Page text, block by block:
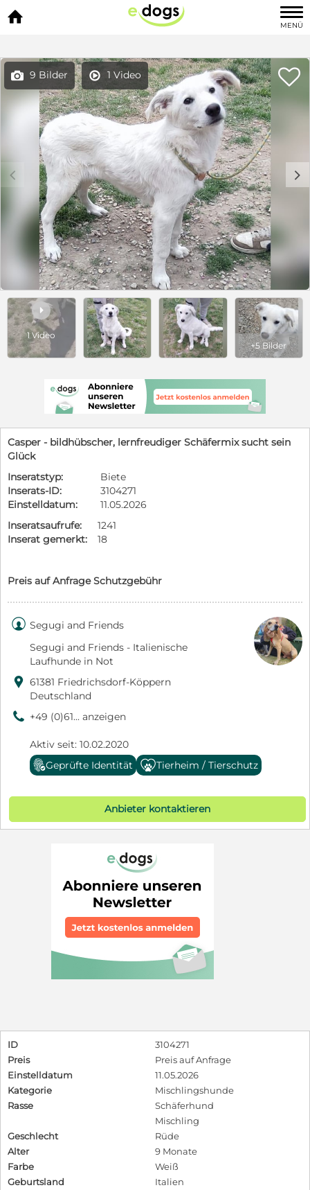

MENÜ
 9 Bilder  1 Video 
c d

1 Video
+5 Bilder
Casper - bildhübscher, lernfreudiger Schäfermix sucht sein
Glück
Inseratstyp:
Biete
Inserats-ID:
3104271
Einstelldatum:
11.05.2026
Inseratsaufrufe:
1241
Inserat gemerkt:
18
Preis auf Anfrage Schutzgebühr
 Segugi and Friends
Segugi and Friends - Italienische
Laufhunde in Not
 61381 Friedrichsdorf-Köppern
Deutschland
9 +49 (0)61... anzeigen
Aktiv seit: 10.02.2020
Geprüfte Identität
Tierheim / Tierschutz
Anbieter kontaktieren
ID
3104271
Preis
Preis auf Anfrage
Einstelldatum
11.05.2026
Kategorie
Mischlingshunde
Rasse
Schäferhund
Mischling
Geschlecht
Rüde
Alter
9 Monate
Farbe
Weiß
Geburtsland
Italien